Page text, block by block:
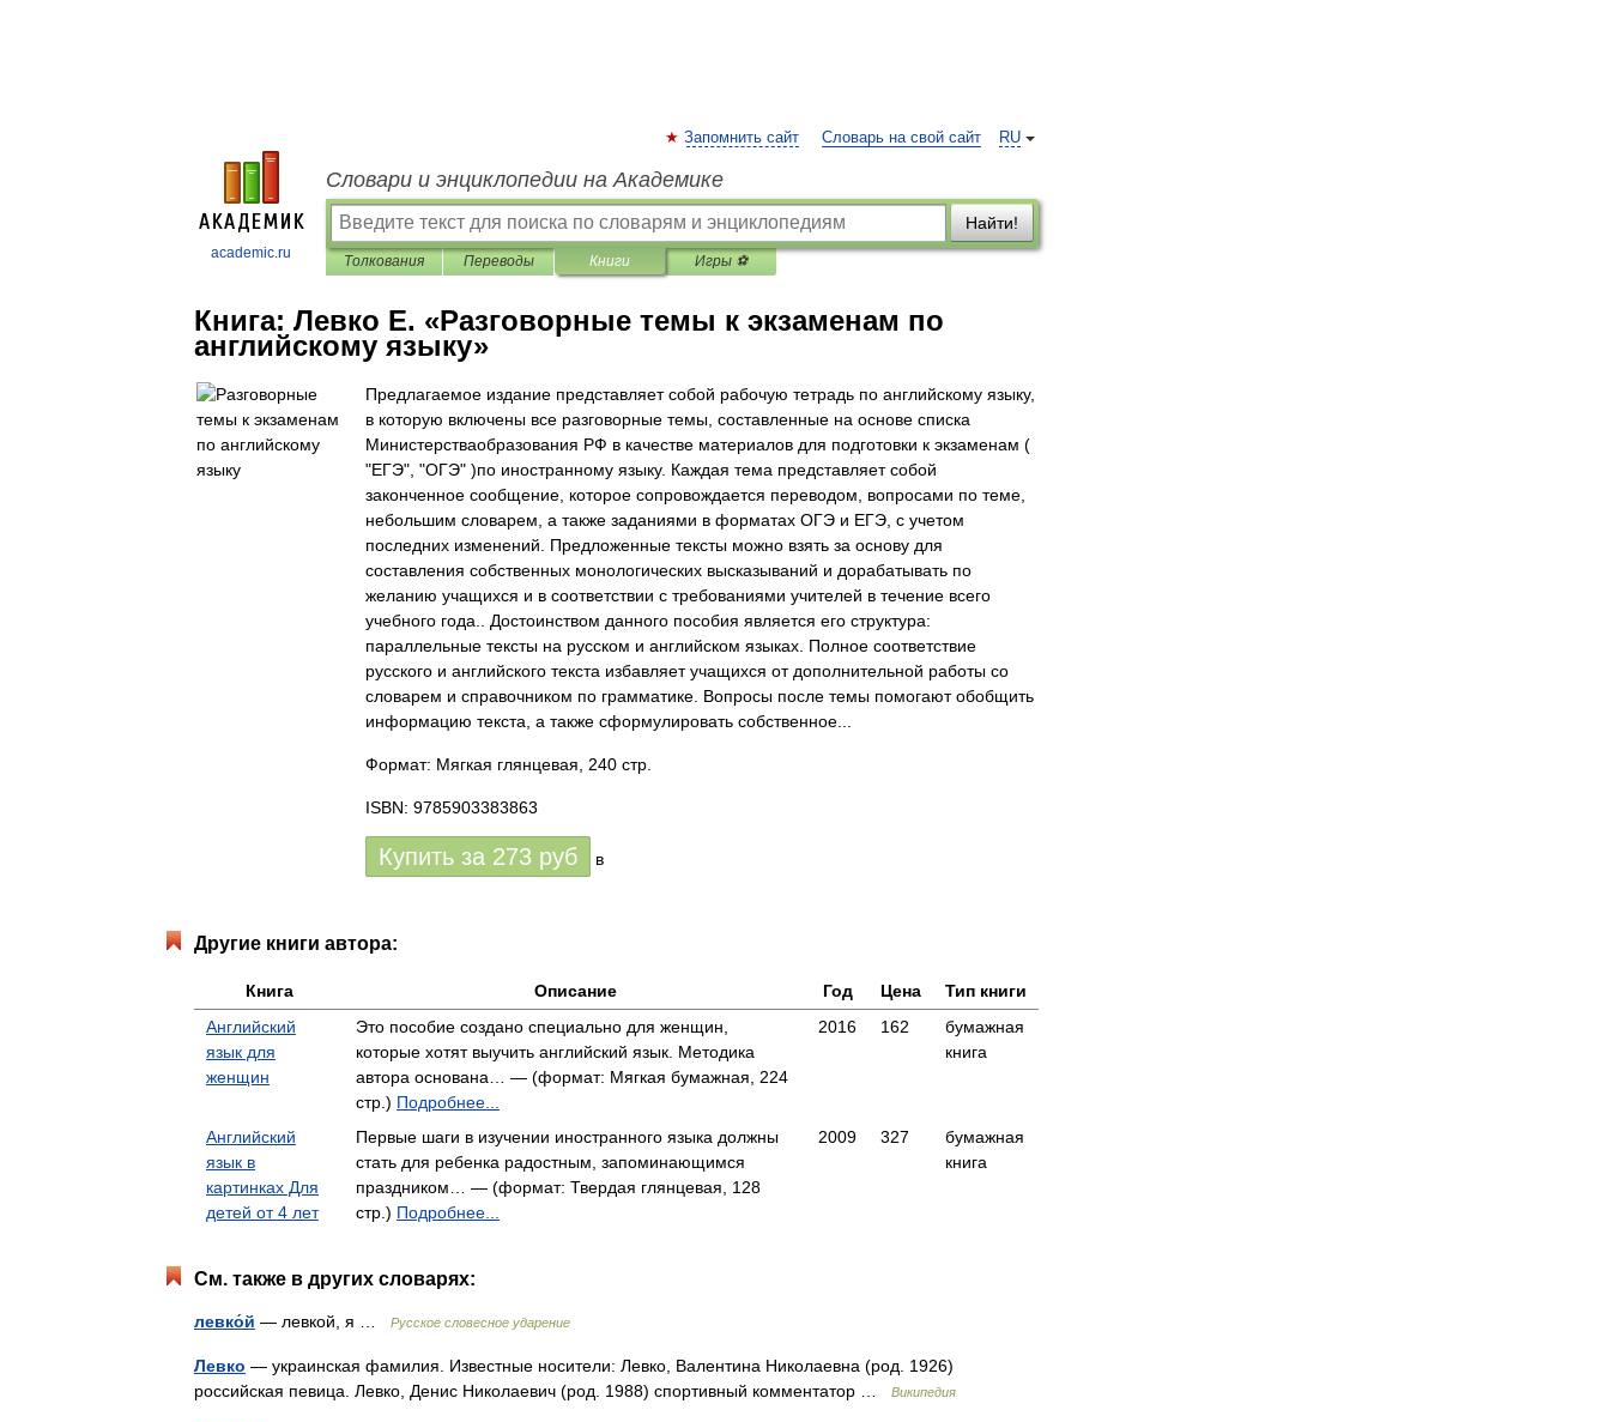
academic.ru
RU
Запомнить сайт Словарь на свой сайт
Словари и энциклопедии на Академике
Найти!
Толкования Переводы Книги Игры ⚽
Книга: Левко Е. «Разговорные темы к экзаменам по
английскому языку»
Предлагаемое издание представляет собой рабочую тетрадь по английскому языку,
в которую включены все разговорные темы, составленные на основе списка
Министерстваобразования РФ в качестве материалов для подготовки к экзаменам (
"ЕГЭ", "ОГЭ" )по иностранному языку. Каждая тема представляет собой
законченное сообщение, которое сопровождается переводом, вопросами по теме,
небольшим словарем, а также заданиями в форматах ОГЭ и ЕГЭ, с учетом
последних изменений. Предложенные тексты можно взять за основу для
составления собственных монологических высказываний и дорабатывать по
желанию учащихся и в соответствии с требованиями учителей в течение всего
учебного года.. Достоинством данного пособия является его структура:
параллельные тексты на русском и английском языках. Полное соответствие
русского и английского текста избавляет учащихся от дополнительной работы со
словарем и справочником по грамматике. Вопросы после темы помогают обобщить
информацию текста, а также сформулировать собственное...
Формат: Мягкая глянцевая, 240 стр.
ISBN: 9785903383863
Купить за 273 руб в
Другие книги автора:
Книга Описание Год Цена
Тип книги
Английский
язык для
женщин
Это пособие создано специально для женщин,
которые хотят выучить английский язык. Методика
автора основана… — (формат: Мягкая бумажная, 224
стр.) Подробнее...
2016 162
бумажная
книга
Английский
язык в
картинках Для
детей от 4 лет
Первые шаги в изучении иностранного языка должны
стать для ребенка радостным, запоминающимся
праздником… — (формат: Твердая глянцевая, 128
стр.) Подробнее...
2009 327
бумажная
книга
См. также в других словарях:
левко́й — левкой, я … Русское словесное ударение
Левко — украинская фамилия. Известные носители: Левко, Валентина Николаевна (род. 1926)
российская певица. Левко, Денис Николаевич (род. 1988) спортивный комментатор …
Википедия